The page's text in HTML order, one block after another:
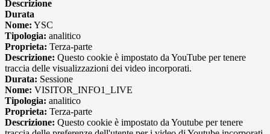
Descrizione
Durata
Nome: YSC
Tipologia: analitico
Proprieta: Terza-parte
Descrizione: Questo cookie è impostato da YouTube per tenere
traccia delle visualizzazioni dei video incorporati.
Durata: Sessione
Nome: VISITOR_INFO1_LIVE
Tipologia: analitico
Proprieta: Terza-parte
Descrizione: Questo cookie è impostato da Youtube per tenere